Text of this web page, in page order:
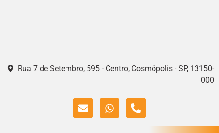
Rua 7 de Setembro, 595 - Centro, Cosmópolis - SP, 13150-
000